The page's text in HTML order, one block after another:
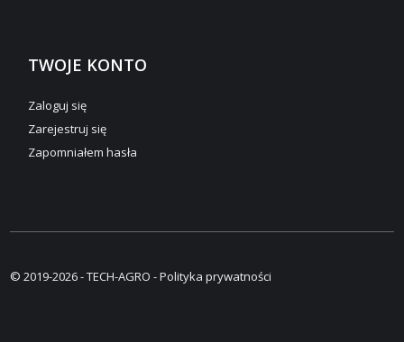
TWOJE KONTO
Zaloguj się
Zarejestruj się
Zapomniałem hasła
© 2019-2026 - TECH-AGRO -Polityka prywatności